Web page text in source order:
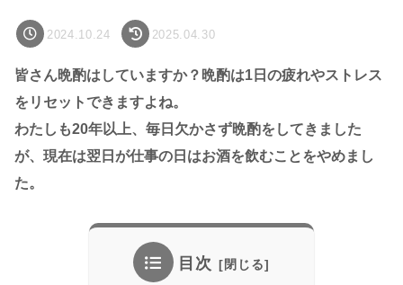
2024.10.24 2025.04.30
皆さん晩酌はしていますか？晩酌は1日の疲れやストレス
をリセットできますよね。
わたしも20年以上、毎日欠かさず晩酌をしてきました
が、現在は翌日が仕事の日はお酒を飲むことをやめまし
た。
目次